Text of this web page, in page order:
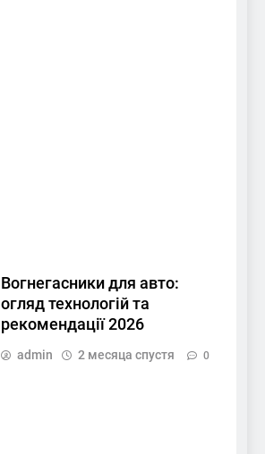
Вогнегасники для авто:
огляд технологій та
рекомендації 2026
admin 2 месяца спустя 0